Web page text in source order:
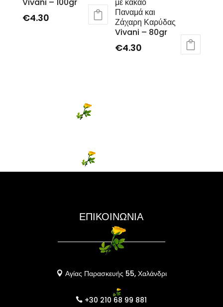
Vivani – 100gr
€4.30
με κακάο
Παναμά και
Ζάχαρη Καρύδας
Vivani – 80gr
€4.30
ΕΠΙΚΟΙΝΩΝΙΑ
 Αγίας Παρασκευής 55, Χαλάνδρι
 +30 210 68 99 881